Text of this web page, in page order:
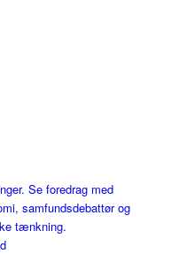
Se foredrag med
samfundsdebattør og
tænkning.